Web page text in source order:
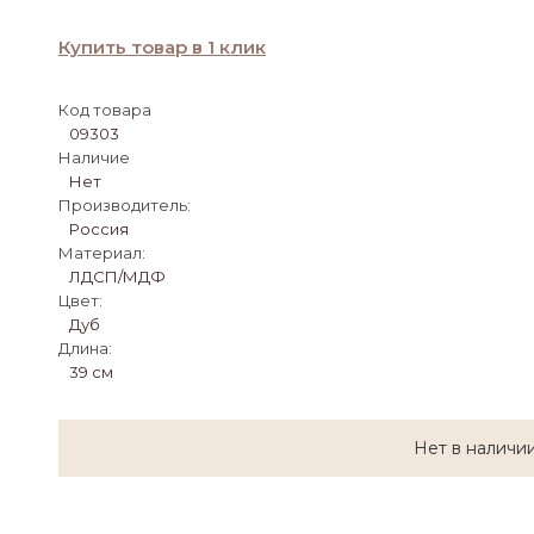
Купить товар в 1 клик
Код товара
09303
Наличие
Нет
Производитель:
Россия
Материал:
ЛДСП/МДФ
Цвет:
Дуб
Длина:
39 см
Нет в